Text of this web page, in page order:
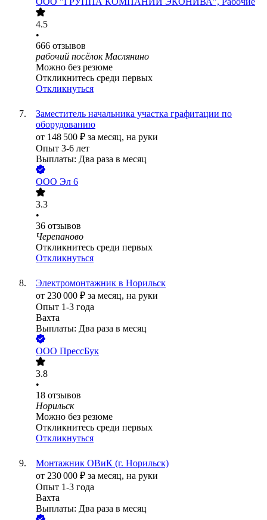
4.5
•
666 отзывов
рабочий посёлок Маслянино
Можно без резюме
Откликнитесь среди первых
Откликнуться
Заместитель начальника участка графитации по
оборудованию
от 148 500 ₽ за месяц, на руки
Опыт 3-6 лет
Выплаты: Два раза в месяц
ООО Эл 6
3.3
•
36 отзывов
Черепаново
Откликнитесь среди первых
Откликнуться
Электромонтажник в Норильск
от 230 000 ₽ за месяц, на руки
Опыт 1-3 года
Вахта
Выплаты: Два раза в месяц
ООО ПрессБук
3.8
•
18 отзывов
Норильск
Можно без резюме
Откликнитесь среди первых
Откликнуться
Монтажник ОВиК (г. Норильск)
от 230 000 ₽ за месяц, на руки
Опыт 1-3 года
Вахта
Выплаты: Два раза в месяц